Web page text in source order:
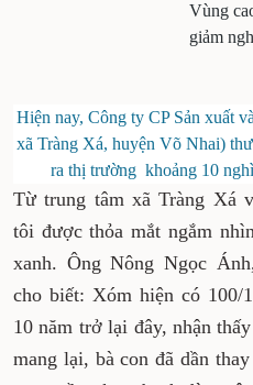
Vùng
giảm
Hiện nay, Công ty CP Sản xuất
xã Tràng Xá, huyện Võ Nhai)
ra thị trường khoảng 10
Từ trung tâm xã Tràng Xá
tôi được thỏa mắt ngắm
xanh. Ông Nông Ngọc
cho biết: Xóm hiện có 100/
10 năm trở lại đây, nhận
mang lại, bà con đã dần